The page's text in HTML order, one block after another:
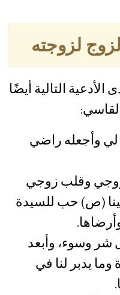
لزوجته
التالية أيضًا
وأجعله راضي
وقلب زوجي
(ص) حب للسيدة
وسوء، وأبعد
يدبر لنا في